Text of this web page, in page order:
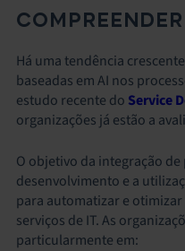
Há uma tendência
baseadas em AI nos
estudo recente do Service
organizações já estão a
O objetivo da integração de
desenvolvimento e a
para automatizar e
serviços de IT. As
particularmente em: